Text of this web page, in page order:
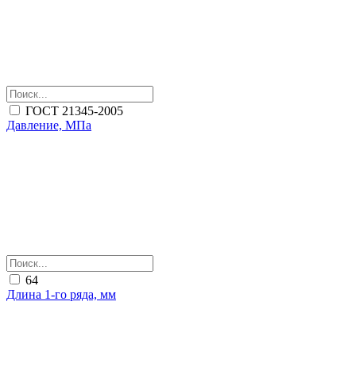
ГОСТ 21345-2005
Давление, МПа
64
Длина 1-го ряда, мм